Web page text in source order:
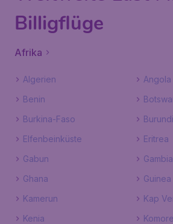
Billigflüge
Afrika
Algerien
Angola
Benin
Burkina-Faso
Burundi
Elfenbeinküste
Eritrea
Gabun
Gambia
Ghana
Guinea
Kamerun
Kap
Kenia